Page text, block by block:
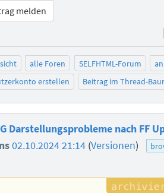
melden
alle Foren SELFHTML-Forum
erstellen
Beitrag im Thread-
Darstellungsprobleme nach FF
02.10.2024 21:14 (Versionen)